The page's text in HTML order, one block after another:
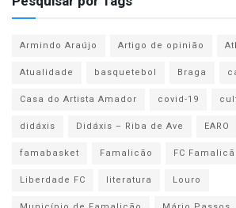
Armindo Araújo Artigo de opinião
Atualidade
basquetebol Braga
Casa do Artista Amador
covid-19
didáxis
Didáxis – Riba de Ave EARO
famabasket
Famalicão FC
Liberdade FC
literatura
Louro